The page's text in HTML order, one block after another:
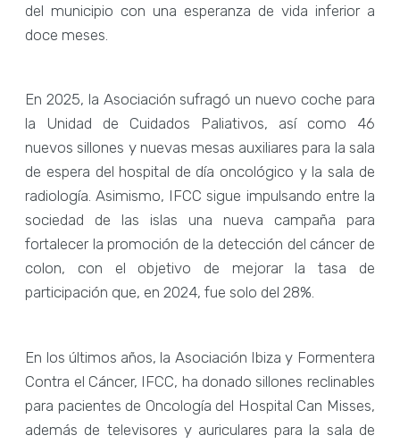
del municipio con una esperanza de vida inferior a
doce meses.
En 2025, la Asociación sufragó un nuevo coche para
la Unidad de Cuidados Paliativos, así como 46
nuevos sillones y nuevas mesas auxiliares para la sala
de espera del hospital de día oncológico y la sala de
radiología. Asimismo, IFCC sigue impulsando entre la
sociedad de las islas una nueva campaña para
fortalecer la promoción de la detección del cáncer de
colon, con el objetivo de mejorar la tasa de
participación que, en 2024, fue solo del 28%.
En los últimos años, la Asociación Ibiza y Formentera
Contra el Cáncer, IFCC, ha donado sillones reclinables
para pacientes de Oncología del Hospital Can Misses,
además de televisores y auriculares para la sala de